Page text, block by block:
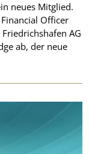
neues Mitglied.
Officer
AG
ab, der neue